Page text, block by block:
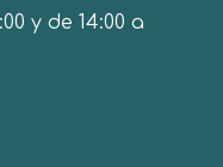
y de 14:00 a